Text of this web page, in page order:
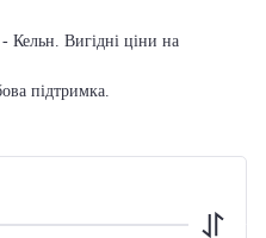
Кельн. Вигідні ціни на
підтримка.